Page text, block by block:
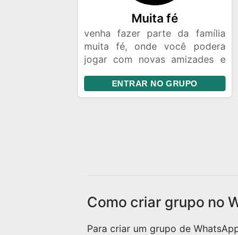
Muita fé
venha fazer parte da família
muita fé, onde você podera
jogar com novas amizades e
ENTRAR NO GRUPO
Como criar grupo no
Para criar um grupo de